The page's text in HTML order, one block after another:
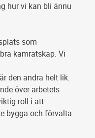
hur vi kan bli ännu
som
kamratskap. Vi
den andra helt lik.
över arbetets
roll i att
bygga och förvalta